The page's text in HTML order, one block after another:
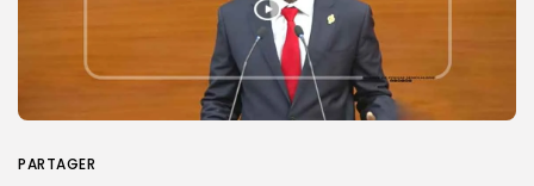
PARTAGER